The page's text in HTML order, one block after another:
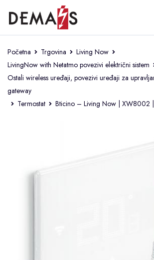
Početna Trgovina
Living Now
LivingNow with Netatmo povezivi električni sistem
Ostali wireless uređaji, povezivi uređaji za
gateway
Termostat
Bticino – Living Now | XW8002 |